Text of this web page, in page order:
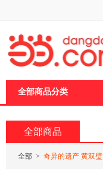
全部商品分类
全部商品
全部 > 奇异的遗产 黄双璧
页
加